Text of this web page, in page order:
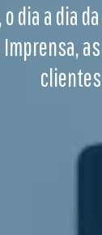
o dia a dia
Imprensa,
clientes